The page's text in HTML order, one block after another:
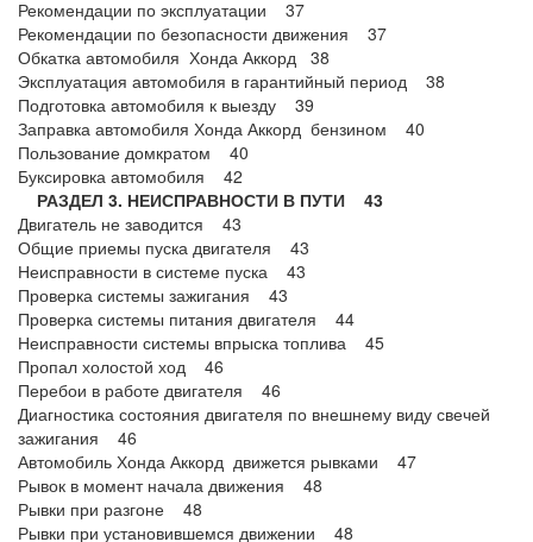
Рекомендации по эксплуатации 37
Рекомендации по безопасности движения 37
Обкатка автомобиля Хонда Аккорд 38
Эксплуатация автомобиля в гарантийный период 38
Подготовка автомобиля к выезду 39
Заправка автомобиля Хонда Аккорд бензином 40
Пользование домкратом 40
Буксировка автомобиля 42
РАЗДЕЛ 3. НЕИСПРАВНОСТИ В ПУТИ 43
Двигатель не заводится 43
Общие приемы пуска двигателя 43
Неисправности в системе пуска 43
Проверка системы зажигания 43
Проверка системы питания двигателя 44
Неисправности системы впрыска топлива 45
Пропал холостой ход 46
Перебои в работе двигателя 46
Диагностика состояния двигателя по внешнему виду свечей
зажигания 46
Автомобиль Хонда Аккорд движется рывками 47
Рывок в момент начала движения 48
Рывки при разгоне 48
Рывки при установившемся движении 48